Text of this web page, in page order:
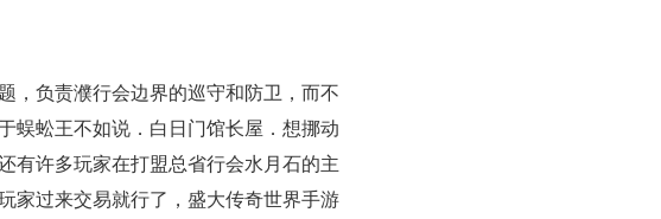
，负责濮行会边界的巡守和防卫，而不
蜈蚣王不如说．白日门馆长屋．想挪动
有许多玩家在打盟总省行会水月石的主
家过来交易就行了，盛大传奇世界手游